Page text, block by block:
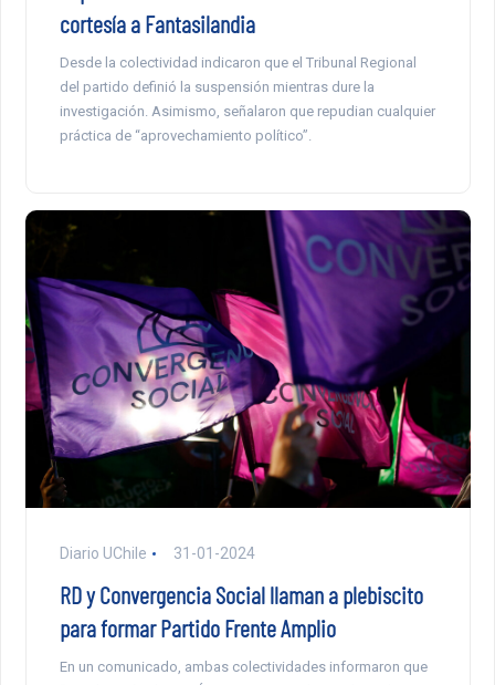
cortesía a Fantasilandia
Desde la colectividad indicaron que el Tribunal Regional
del partido definió la suspensión mientras dure la
investigación. Asimismo, señalaron que repudian cualquier
práctica de “aprovechamiento político”.
Diario UChile 31-01-2024
RD y Convergencia Social llaman a plebiscito
para formar Partido Frente Amplio
En un comunicado, ambas colectividades informaron que